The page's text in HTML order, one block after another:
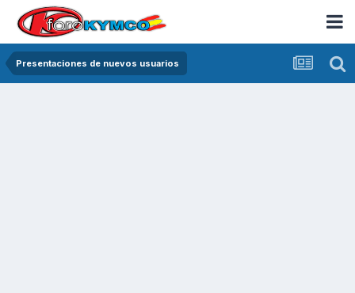
Presentaciones de nuevos usuarios